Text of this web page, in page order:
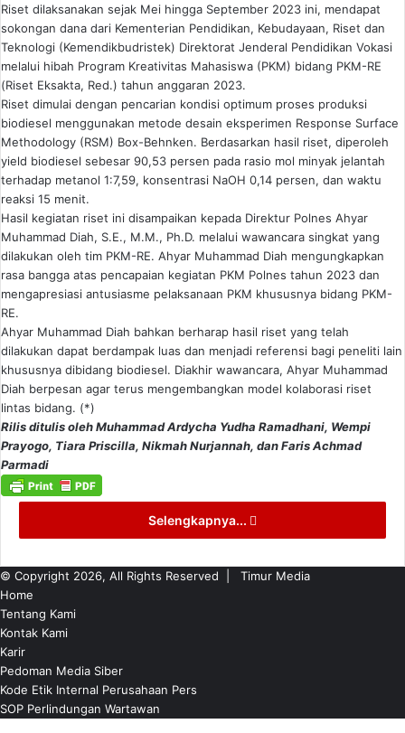
Riset dilaksanakan sejak Mei hingga September 2023 ini, mendapat
sokongan dana dari Kementerian Pendidikan, Kebudayaan, Riset dan
Teknologi (Kemendikbudristek) Direktorat Jenderal Pendidikan Vokasi
melalui hibah Program Kreativitas Mahasiswa (PKM) bidang PKM-RE
(Riset Eksakta, Red.) tahun anggaran 2023.
Riset dimulai dengan pencarian kondisi optimum proses produksi
biodiesel menggunakan metode desain eksperimen Response Surface
Methodology (RSM) Box-Behnken. Berdasarkan hasil riset, diperoleh
yield biodiesel sebesar 90,53 persen pada rasio mol minyak jelantah
terhadap metanol 1:7,59, konsentrasi NaOH 0,14 persen, dan waktu
reaksi 15 menit.
Hasil kegiatan riset ini disampaikan kepada Direktur Polnes Ahyar
Muhammad Diah, S.E., M.M., Ph.D. melalui wawancara singkat yang
dilakukan oleh tim PKM-RE. Ahyar Muhammad Diah mengungkapkan
rasa bangga atas pencapaian kegiatan PKM Polnes tahun 2023 dan
mengapresiasi antusiasme pelaksanaan PKM khususnya bidang PKM-
RE.
Ahyar Muhammad Diah bahkan berharap hasil riset yang telah
dilakukan dapat berdampak luas dan menjadi referensi bagi peneliti lain
khususnya dibidang biodiesel. Diakhir wawancara, Ahyar Muhammad
Diah berpesan agar terus mengembangkan model kolaborasi riset
lintas bidang. (*)
Rilis ditulis oleh Muhammad Ardycha Yudha Ramadhani, Wempi
Prayogo, Tiara Priscilla, Nikmah Nurjannah, dan Faris Achmad
Parmadi
Selengkapnya...
© Copyright 2026, All Rights Reserved |
Timur Media
Home
Tentang Kami
Kontak Kami
Karir
Pedoman Media Siber
Kode Etik Internal Perusahaan Pers
SOP Perlindungan Wartawan